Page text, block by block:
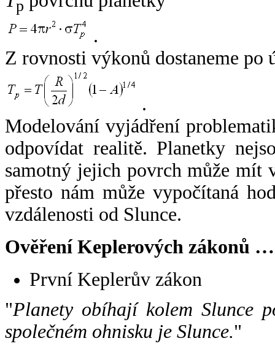
p
.
Z rovnosti výkonů dostaneme po
.
Modelování vyjádření
odpovídat realitě. Planetky
samotný jejich povrch může mít
přesto nám může vypočítaná
vzdálenosti od Slunce.
Ověření Keplerových zákonů …
První Keplerův zákon
"Planety obíhají kolem Slunce
společném ohnisku je Slunce."